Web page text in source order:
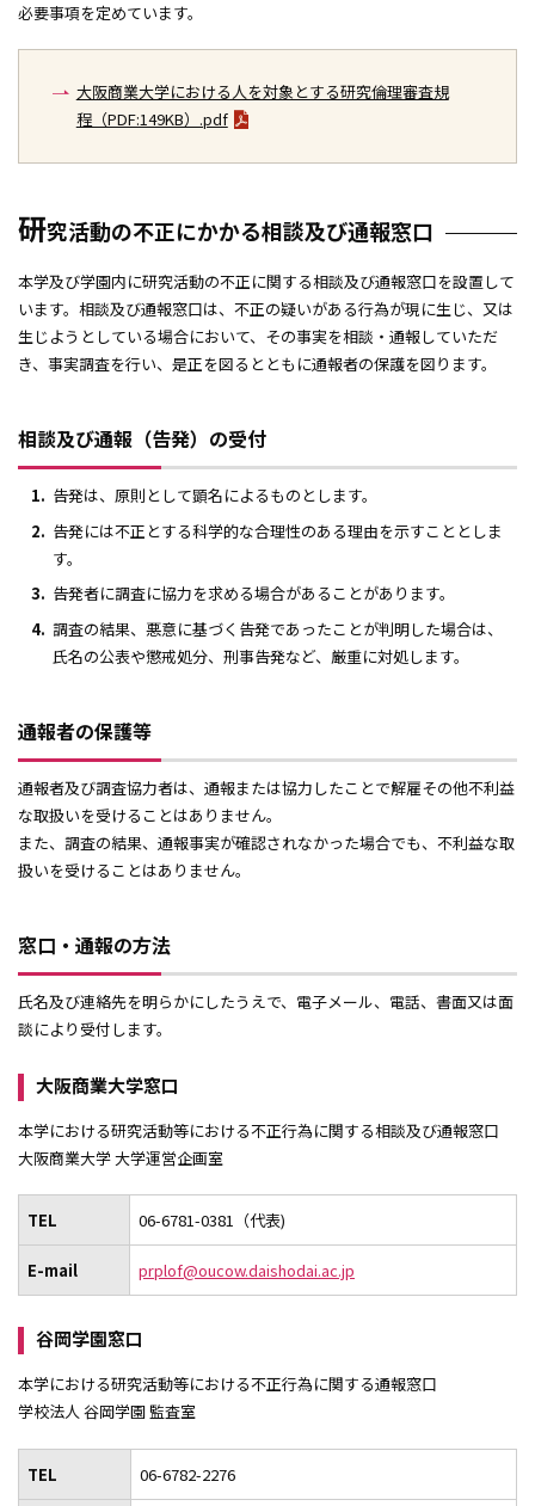
必要事項を定めています。
大阪商業大学における人を対象とする研究倫理審査規
程（PDF:149KB）.pdf
研究活動の不正にかかる相談及び通報窓口
本学及び学園内に研究活動の不正に関する相談及び通報窓口を設置して
います。相談及び通報窓口は、不正の疑いがある行為が現に生じ、又は
生じようとしている場合において、その事実を相談・通報していただ
き、事実調査を行い、是正を図るとともに通報者の保護を図ります。
相談及び通報（告発）の受付
告発は、原則として顕名によるものとします。
告発には不正とする科学的な合理性のある理由を示すこととしま
す。
告発者に調査に協力を求める場合があることがあります。
調査の結果、悪意に基づく告発であったことが判明した場合は、
氏名の公表や懲戒処分、刑事告発など、厳重に対処します。
通報者の保護等
通報者及び調査協力者は、通報または協力したことで解雇その他不利益
な取扱いを受けることはありません。
また、調査の結果、通報事実が確認されなかった場合でも、不利益な取
扱いを受けることはありません。
窓口・通報の方法
氏名及び連絡先を明らかにしたうえで、電子メール、電話、書面又は面
談により受付します。
大阪商業大学窓口
本学における研究活動等における不正行為に関する相談及び通報窓口
大阪商業大学 大学運営企画室
TEL 06-6781-0381（代表)
E-mail prplof@oucow.daishodai.ac.jp
谷岡学園窓口
本学における研究活動等における不正行為に関する通報窓口
学校法人 谷岡学園 監査室
TEL 06-6782-2276